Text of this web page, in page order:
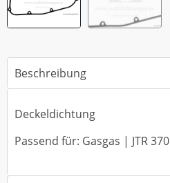
Beschreibung
Deckeldichtung
Passend für: Gasgas | JTR 370